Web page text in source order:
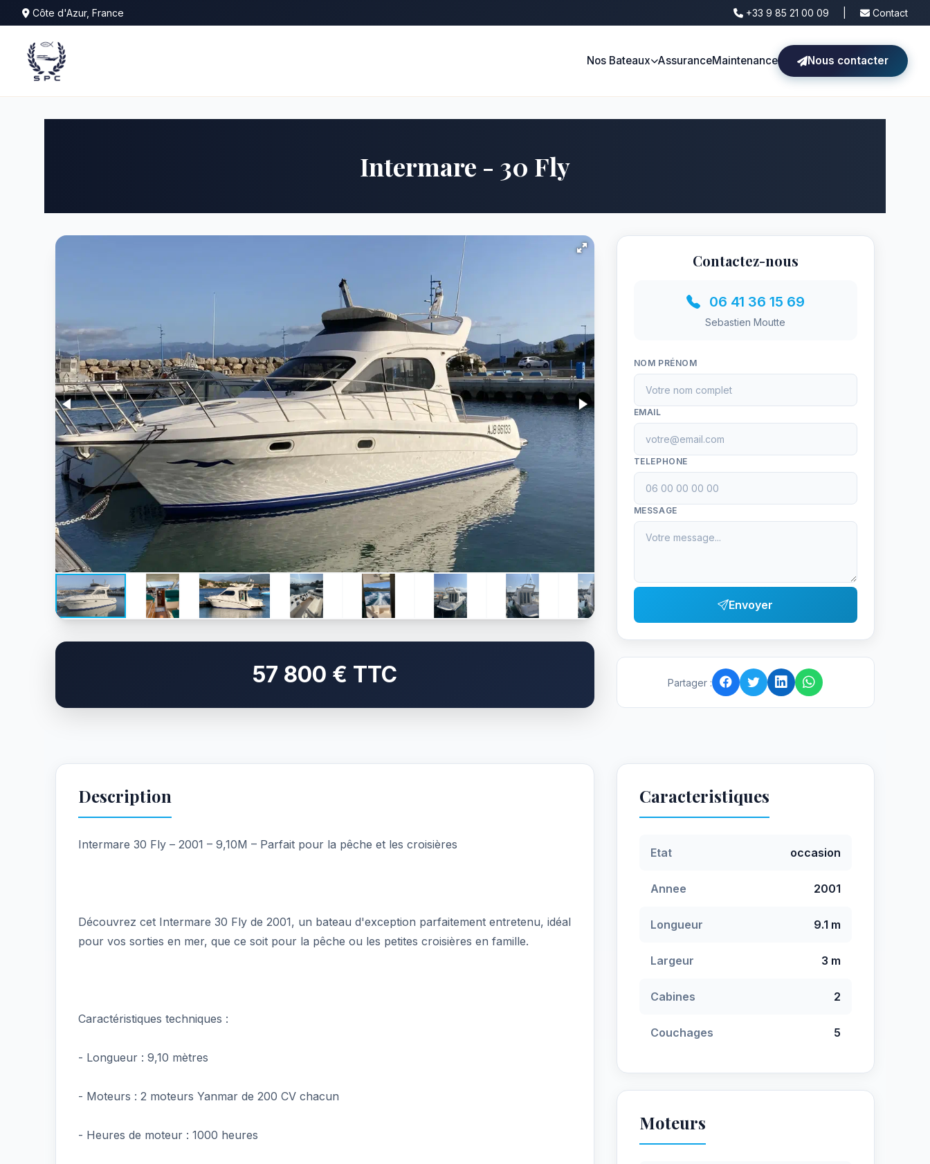
Côte d'Azur, France +33 9 85 21 00 09 Contact
Nos Bateaux AssuranceMaintenance Nous contacter
Intermare - 30 Fly
57 800 € TTC
Contactez-nous
06 41 36 15 69
Sebastien Moutte
NOM PRÉNOM
EMAIL
TELEPHONE
MESSAGE
Envoyer
Partager :
Description
Intermare 30 Fly – 2001 – 9,10M – Parfait pour la pêche et les croisières
Découvrez cet Intermare 30 Fly de 2001, un bateau d'exception parfaitement entretenu, idéal
pour vos sorties en mer, que ce soit pour la pêche ou les petites croisières en famille.
Caractéristiques techniques :
- Longueur : 9,10 mètres
- Moteurs : 2 moteurs Yanmar de 200 CV chacun
- Heures de moteur : 1000 heures
Caracteristiques
Etat occasion
Annee 2001
Longueur 9.1 m
Largeur 3 m
Cabines 2
Couchages 5
Moteurs